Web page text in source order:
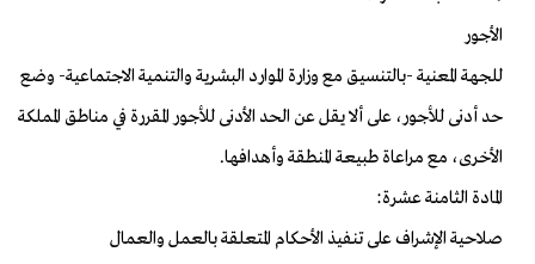
الأجور
للجهة المعنية -بالتنسيق مع وزارة الموارد البشرية والتنمية الاجتماعية- وضع
حد أدنى للأجور، على ألا يقل عن الحد الأدنى للأجور المقررة في مناطق المملكة
الأخرى، مع مراعاة طبيعة المنطقة وأهدافها.
المادة الثامنة عشرة:
صلاحية الإشراف على تنفيذ الأحكام المتعلقة بالعمل والعمال